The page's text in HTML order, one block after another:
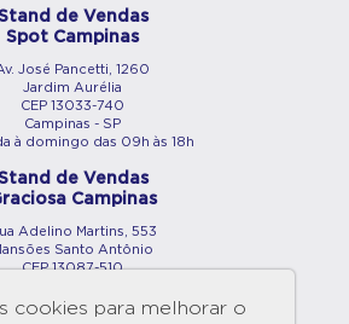
cookies para melhorar o
de Vendas
Spot Campinas
José Pancetti, 1260
Jardim Aurélia
CEP 13033-740
Campinas - SP
à domingo das 09h às 18h
de Vendas
Campinas
Adelino Martins, 553
Santo Antônio
CEP 13087-510
à domingo das 09h às 18h